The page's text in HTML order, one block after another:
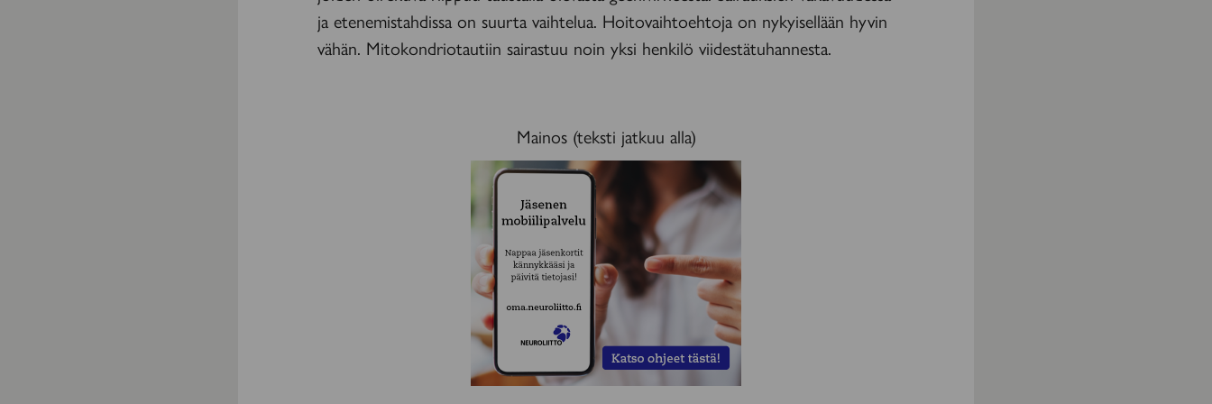
ja etenemistahdissa on suurta vaihtelua. Hoitovaihtoehtoja on nykyisellään hyvin
vähän. Mitokondriotautiin sairastuu noin yksi henkilö viidestätuhannesta.
Mainos (teksti jatkuu alla)
MAINOS